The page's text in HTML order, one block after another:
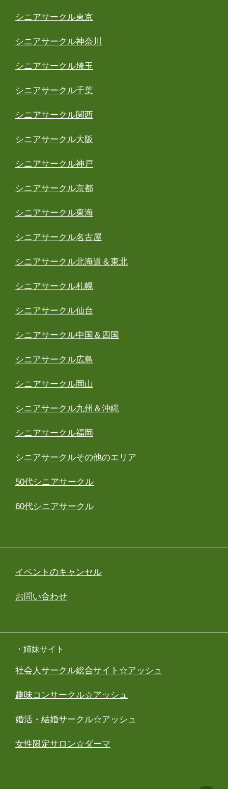
シニアサークル東京
シニアサークル神奈川
シニアサークル埼玉
シニアサークル千葉
シニアサークル関西
シニアサークル大阪
シニアサークル神戸
シニアサークル京都
シニアサークル東海
シニアサークル名古屋
シニアサークル北海道＆東北
シニアサークル札幌
シニアサークル仙台
シニアサークル中国＆四国
シニアサークル広島
シニアサークル岡山
シニアサークル九州＆沖縄
シニアサークル福岡
シニアサークルその他のエリア
50代シニアサークル
60代シニアサークル
イベントのキャンセル
お問い合わせ
・姉妹サイト
社会人サークル総合サイト☆アッシュ
趣味コンサークル☆アッシュ
婚活・結婚サークル☆アッシュ
女性限定サロン☆ダーマ